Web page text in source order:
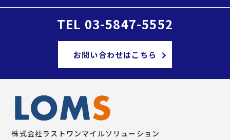
TEL 03-5847-5552
お問い合わせはこちら
株式会社ラストワンマイルソリューション